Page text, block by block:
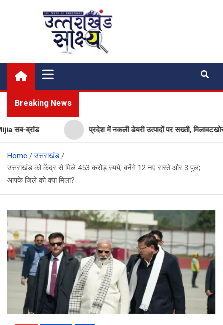
Uttarakhand Shakshya
My News Portal
Breaking News
ब्रांड प्रदेश में नकली डेयरी उत्पादों पर सख्ती, मिलावटखोरों
Home
उत्तराखंड
उत्तराखंड को केंद्र से मिले 453 करोड़ रुपये, बनेंगे 12 नए रास्ते और 3 पुल;
आपके जिले को क्या मिला?